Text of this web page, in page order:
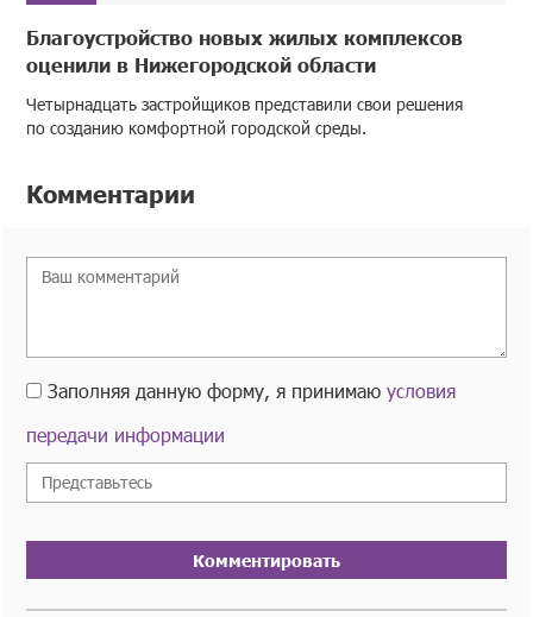
Благоустройство новых жилых комплексов
оценили в Нижегородской области
Четырнадцать застройщиков представили свои решения
по созданию комфортной городской среды.
Комментарии
Заполняя данную форму, я принимаюусловия
передачи информации
Комментировать